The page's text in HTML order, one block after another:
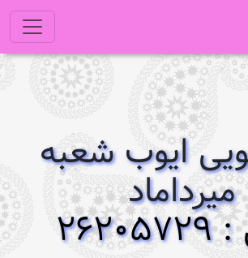
ایوب شعبه
میرداماد